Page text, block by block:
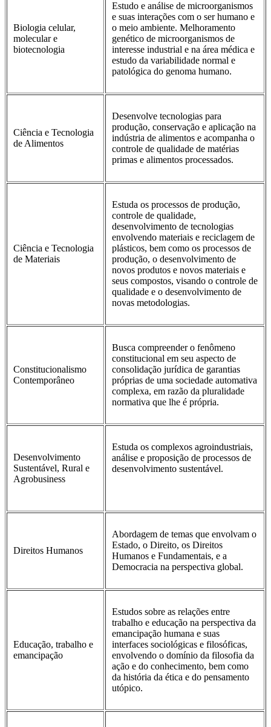
Biologia celular,
molecular e
biotecnologia
Estudo e análise de microorganismos
e suas interações com o ser humano e
o meio ambiente. Melhoramento
genético de microorganismos de
interesse industrial e na área médica e
estudo da variabilidade normal e
patológica do genoma humano.
Ciência e Tecnologia
de Alimentos
Desenvolve tecnologias para
produção, conservação e aplicação na
indústria de alimentos e acompanha o
controle de qualidade de matérias
primas e alimentos processados.
Ciência e Tecnologia
de Materiais
Estuda os processos de produção,
controle de qualidade,
desenvolvimento de tecnologias
envolvendo materiais e reciclagem de
plásticos, bem como os processos de
produção, o desenvolvimento de
novos produtos e novos materiais e
seus compostos, visando o controle de
qualidade e o desenvolvimento de
novas metodologias.
Constitucionalismo
Contemporâneo
Busca compreender o fenômeno
constitucional em seu aspecto de
consolidação jurídica de garantias
próprias de uma sociedade automativa
complexa, em razão da pluralidade
normativa que lhe é própria.
Desenvolvimento
Sustentável, Rural e
Agrobusiness
Estuda os complexos agroindustriais,
análise e proposição de processos de
desenvolvimento sustentável.
Direitos Humanos
Abordagem de temas que envolvam o
Estado, o Direito, os Direitos
Humanos e Fundamentais, e a
Democracia na perspectiva global.
Educação, trabalho e
emancipação
Estudos sobre as relações entre
trabalho e educação na perspectiva da
emancipação humana e suas
interfaces sociológicas e filosóficas,
envolvendo o domínio da filosofia da
ação e do conhecimento, bem como
da história da ética e do pensamento
utópico.